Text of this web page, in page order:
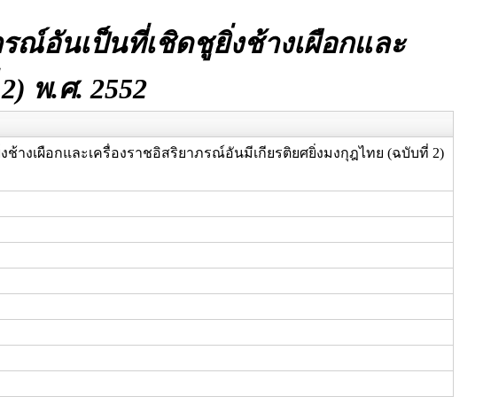
ณ์อันเป็นที่เชิดชูยิ่งช้างเผือกและ
พ.ศ. 2552
างเผือกและเครื่องราชอิสริยาภรณ์อันมีเกียรติยศยิ่งมงกุฎไทย (ฉบับที่ 2)